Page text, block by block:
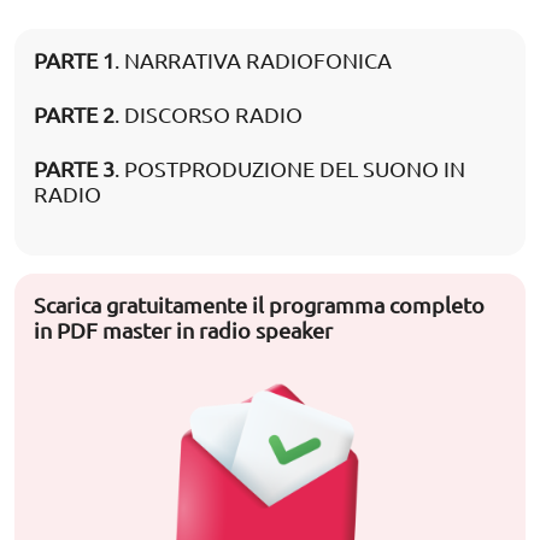
PARTE 1. NARRATIVA RADIOFONICA
PARTE 2. DISCORSO RADIO
PARTE 3. POSTPRODUZIONE DEL SUONO IN
RADIO
Scarica gratuitamente il programma completo
in PDF master in radio speaker